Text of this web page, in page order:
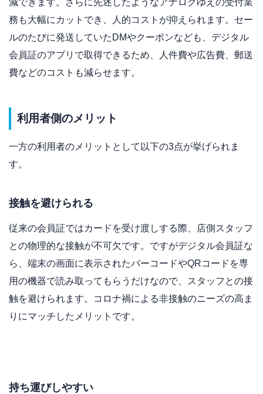
減できます。さらに先述したようなアナログゆえの受付業
務も大幅にカットでき、人的コストが抑えられます。セー
ルのたびに発送していたDMやクーポンなども、デジタル
会員証のアプリで取得できるため、人件費や広告費、郵送
費などのコストも減らせます。
利用者側のメリット
一方の利用者のメリットとして以下の3点が挙げられま
す。
接触を避けられる
従来の会員証ではカードを受け渡しする際、店側スタッフ
との物理的な接触が不可欠です。ですがデジタル会員証な
ら、端末の画面に表示されたバーコードやQRコードを専
用の機器で読み取ってもらうだけなので、スタッフとの接
触を避けられます。コロナ禍による非接触のニーズの高ま
りにマッチしたメリットです。
持ち運びしやすい